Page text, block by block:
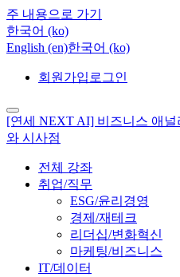
주 내용으로 가기
한국어 ‎(ko)‎
English ‎(en)‎한국어 ‎(ko)‎
회원가입 로그인
[연세 NEXT AI] 비즈니스 애널
와 시사점
전체 강좌
취업/직무
ESG/윤리경영
경제/재테크
리더십/변화혁신
마케팅/비즈니스
IT/데이터